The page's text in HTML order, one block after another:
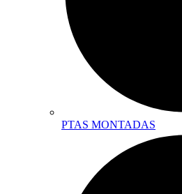
PTAS MONTADAS